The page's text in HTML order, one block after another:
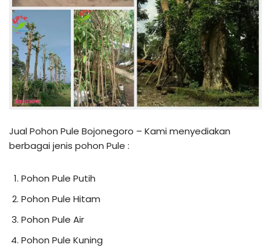
Jual Pohon Pule Bojonegoro – Kami menyediakan
berbagai jenis pohon Pule :
Pohon Pule Putih
Pohon Pule Hitam
Pohon Pule Air
Pohon Pule Kuning